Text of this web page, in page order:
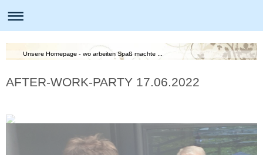
Unsere Homepage - wo arbeiten Spaß machte ...
AFTER-WORK-PARTY 17.06.2022